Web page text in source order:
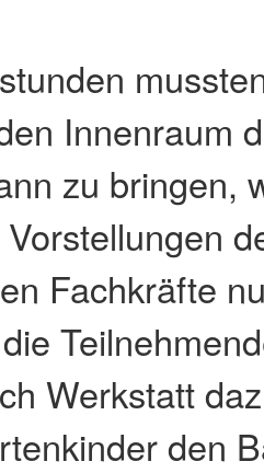
Innenraum
zu bringen,
Fachkräfte
Werkstatt
den